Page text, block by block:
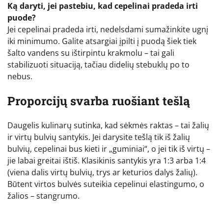
Ką daryti, jei pastebiu, kad cepelinai pradeda irti
puode?
Jei cepelinai pradeda irti, nedelsdami sumažinkite ugnį
iki minimumo. Galite atsargiai įpilti į puodą šiek tiek
šalto vandens su ištirpintu krakmolu – tai gali
stabilizuoti situaciją, tačiau didelių stebuklų po to
nebus.
Proporcijų svarba ruošiant tešlą
Daugelis kulinarų sutinka, kad sėkmės raktas – tai žalių
ir virtų bulvių santykis. Jei darysite tešlą tik iš žalių
bulvių, cepelinai bus kieti ir „guminiai“, o jei tik iš virtų –
jie labai greitai ištiš. Klasikinis santykis yra 1:3 arba 1:4
(viena dalis virtų bulvių, trys ar keturios dalys žalių).
Būtent virtos bulvės suteikia cepelinui elastingumo, o
žalios – stangrumo.